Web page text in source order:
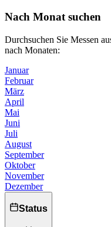
Nach Monat suchen
Durchsuchen Sie Messen
nach Monaten:
Januar
Februar
März
April
Mai
Juni
Juli
August
September
Oktober
November
Dezember
Status